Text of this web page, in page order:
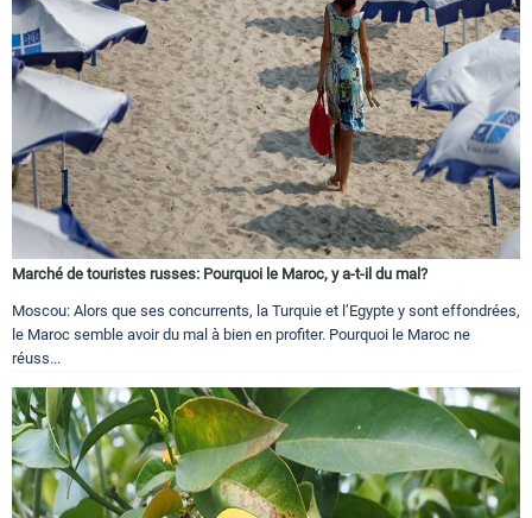
Marché de touristes russes: Pourquoi le Maroc, y a-t-il du mal?
Moscou: Alors que ses concurrents, la Turquie et l’Egypte y sont effondrées,
le Maroc semble avoir du mal à bien en profiter. Pourquoi le Maroc ne
réuss...